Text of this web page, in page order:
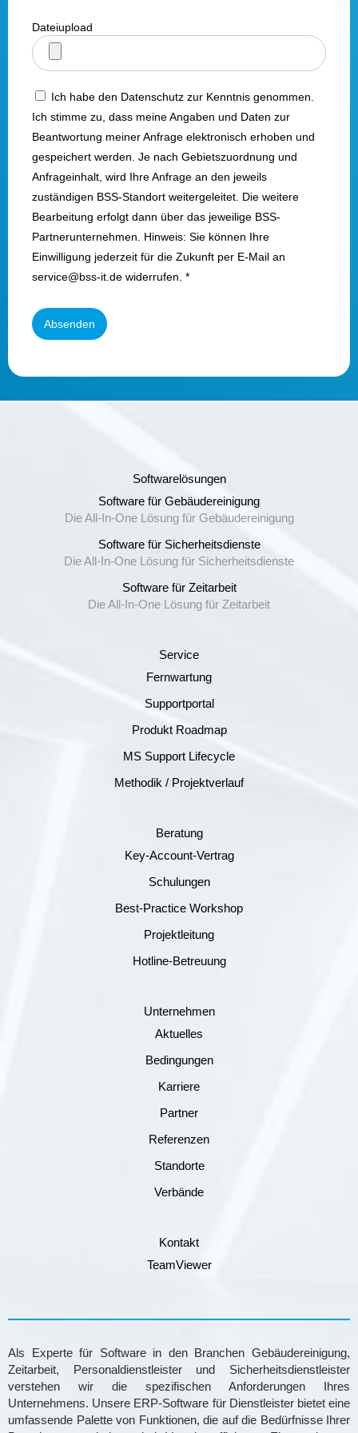
Dateiupload
Ich habe den Datenschutz zur Kenntnis genommen.
Ich stimme zu, dass meine Angaben und Daten zur
Beantwortung meiner Anfrage elektronisch erhoben und
gespeichert werden. Je nach Gebietszuordnung und
Anfrageinhalt, wird Ihre Anfrage an den jeweils
zuständigen BSS-Standort weitergeleitet. Die weitere
Bearbeitung erfolgt dann über das jeweilige BSS-
Partnerunternehmen. Hinweis: Sie können Ihre
Einwilligung jederzeit für die Zukunft per E-Mail an
service@bss-it.de widerrufen. *
Softwarelösungen
Software für Gebäudereinigung
Die All-In-One Lösung für Gebäudereinigung
Software für Sicherheitsdienste
Die All-In-One Lösung für Sicherheitsdienste
Software für Zeitarbeit
Die All-In-One Lösung für Zeitarbeit
Service
Fernwartung
Supportportal
Produkt Roadmap
MS Support Lifecycle
Methodik / Projektverlauf
Beratung
Key-Account-Vertrag
Schulungen
Best-Practice Workshop
Projektleitung
Hotline-Betreuung
Unternehmen
Aktuelles
Bedingungen
Karriere
Partner
Referenzen
Standorte
Verbände
Kontakt
TeamViewer
Als Experte für Software in den Branchen Gebäudereinigung,
Zeitarbeit, Personaldienstleister und Sicherheitsdienstleister
verstehen wir die spezifischen Anforderungen Ihres
Unternehmens. Unsere ERP-Software für Dienstleister bietet eine
umfassende Palette von Funktionen, die auf die Bedürfnisse Ihrer